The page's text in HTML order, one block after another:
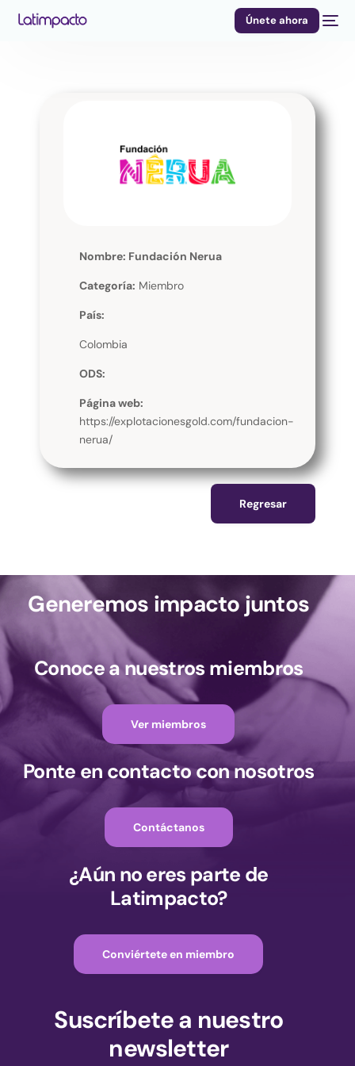
Únete ahora
Nombre: Fundación Nerua
Categoría: Miembro
País:
Colombia
ODS:
Página web:
https://explotacionesgold.com/fundacion-
nerua/
Regresar
Generemos impacto juntos
Conoce a nuestros miembros
Ver miembros
Ponte en contacto con nosotros
Contáctanos
¿Aún no eres parte de
Latimpacto?
Conviértete en miembro
Suscríbete a nuestro
newsletter